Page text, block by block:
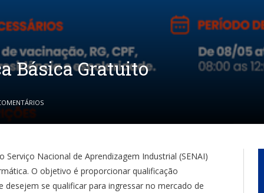
Básica Gratuito
Nacional de Aprendizagem Industrial (SENAI)
O objetivo é proporcionar qualificação
se qualificar para ingressar no mercado de